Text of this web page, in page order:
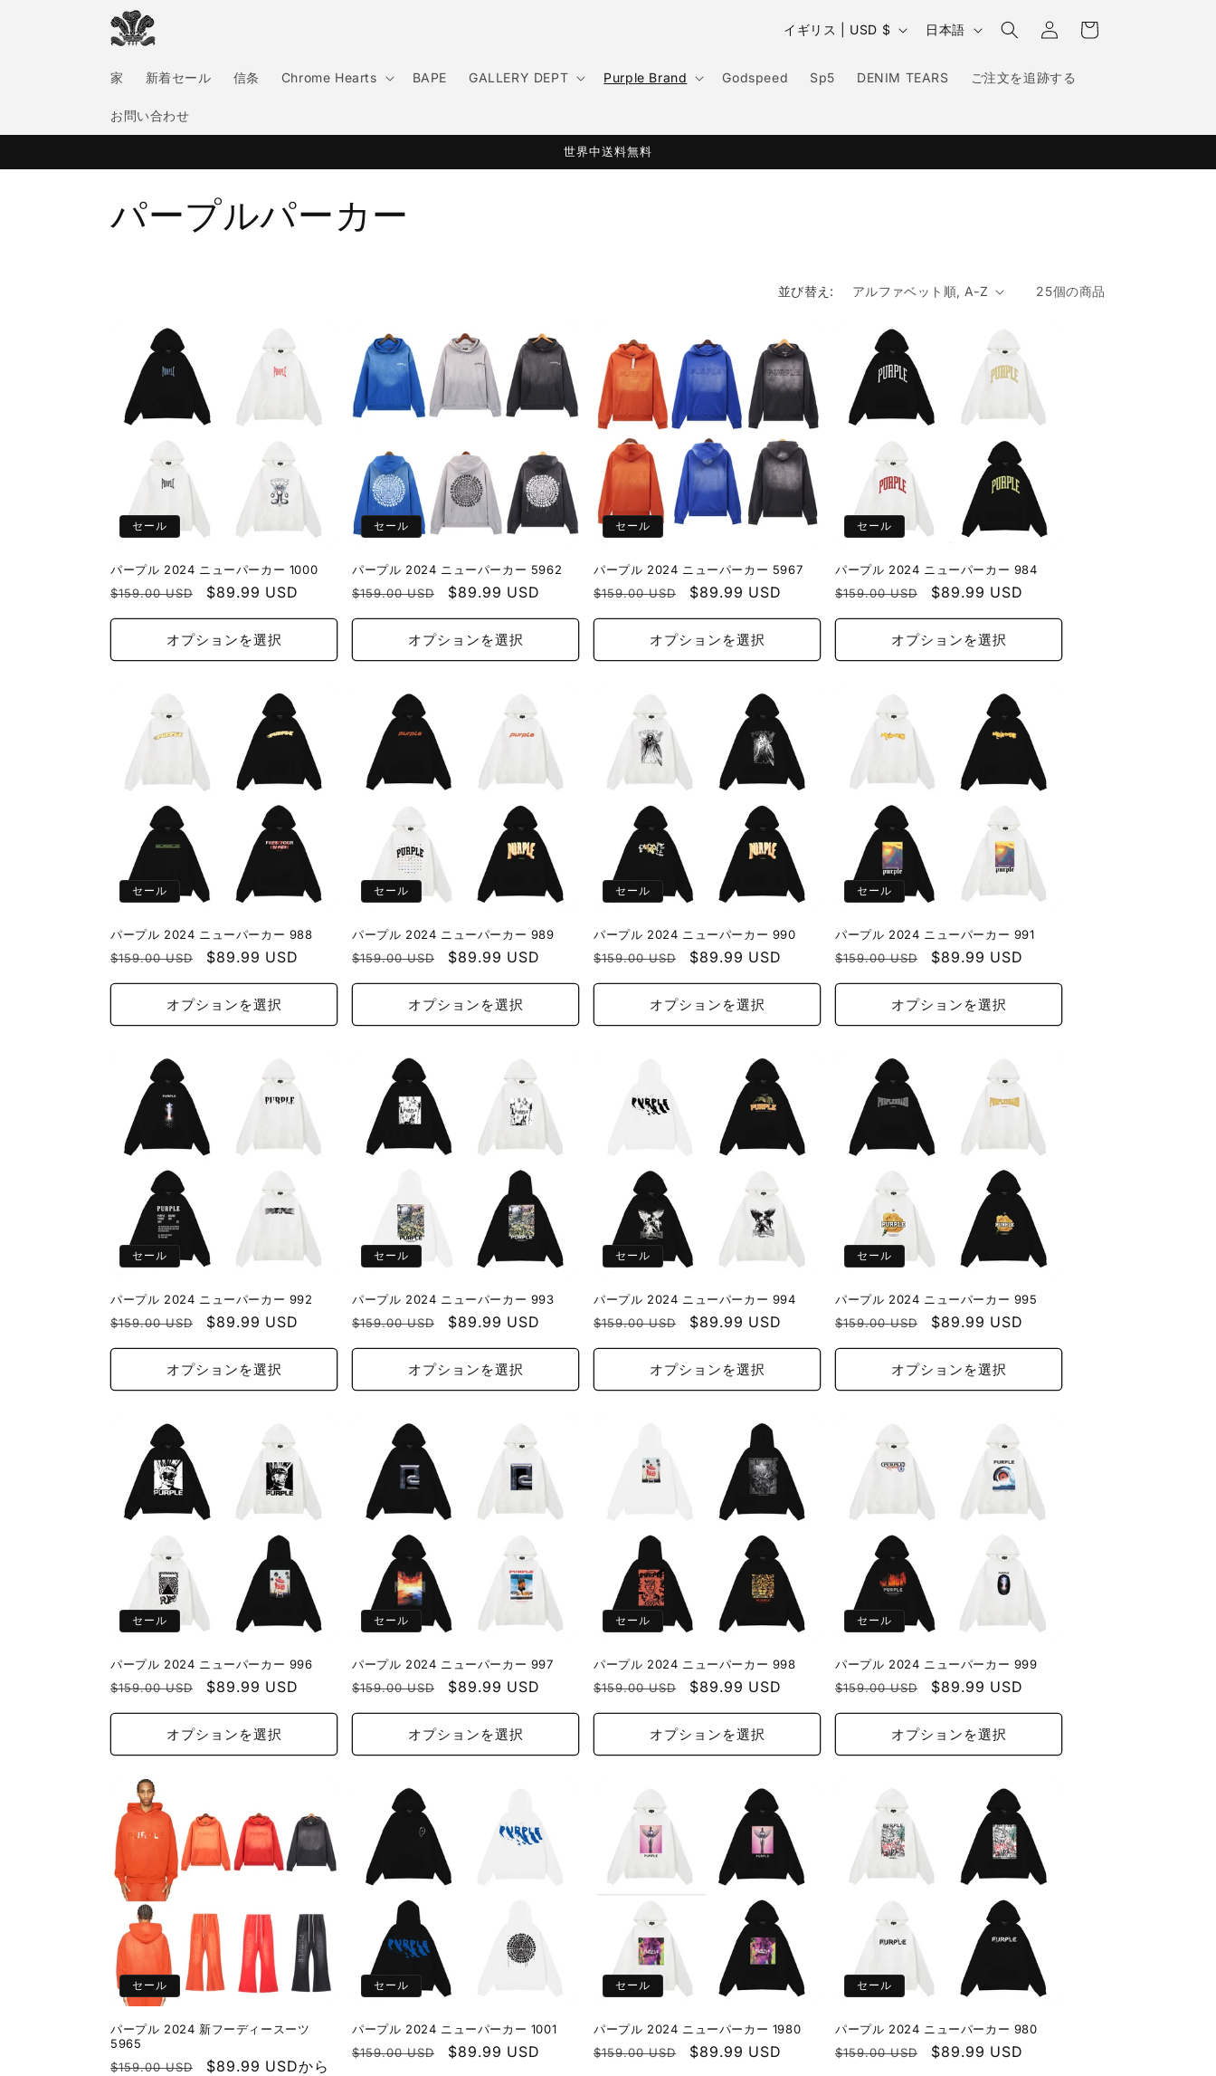
家 新着セール 信条 Chrome Hearts BAPE GALLERY DEPT Purple Brand Godspeed Sp5 DENIM TEARS ご注文を追跡する
お問い合わせ
国
地
イギリス | USD $
言
日本語
グ
イ
ー
世界中送料無料
コ
シ
ョ
パープルパーカー
並び替え: 25個の商品
セール
パープル 2024 ニューパーカー 1000
通
常
格
$159.00 USD
セ
ー
ル
価
$89.99 USD
オプションを選択
セール
パープル 2024 ニューパーカー 5962
通
常
格
$159.00 USD
セ
ー
ル
価
$89.99 USD
オプションを選択
セール
パープル 2024 ニューパーカー 5967
通
常
格
$159.00 USD
セ
ー
ル
価
$89.99 USD
オプションを選択
セール
パープル 2024 ニューパーカー 984
通
常
格
$159.00 USD
セ
ー
ル
価
$89.99 USD
オプションを選択
セール
パープル 2024 ニューパーカー 988
通
常
格
$159.00 USD
セ
ー
ル
価
$89.99 USD
オプションを選択
セール
パープル 2024 ニューパーカー 989
通
常
格
$159.00 USD
セ
ー
ル
価
$89.99 USD
オプションを選択
セール
パープル 2024 ニューパーカー 990
通
常
格
$159.00 USD
セ
ー
ル
価
$89.99 USD
オプションを選択
セール
パープル 2024 ニューパーカー 991
通
常
格
$159.00 USD
セ
ー
ル
価
$89.99 USD
オプションを選択
セール
パープル 2024 ニューパーカー 992
通
常
格
$159.00 USD
セ
ー
ル
価
$89.99 USD
オプションを選択
セール
パープル 2024 ニューパーカー 993
通
常
格
$159.00 USD
セ
ー
ル
価
$89.99 USD
オプションを選択
セール
パープル 2024 ニューパーカー 994
通
常
格
$159.00 USD
セ
ー
ル
価
$89.99 USD
オプションを選択
セール
パープル 2024 ニューパーカー 995
通
常
格
$159.00 USD
セ
ー
ル
価
$89.99 USD
オプションを選択
セール
パープル 2024 ニューパーカー 996
通
常
格
$159.00 USD
セ
ー
ル
価
$89.99 USD
オプションを選択
セール
パープル 2024 ニューパーカー 997
通
常
格
$159.00 USD
セ
ー
ル
価
$89.99 USD
オプションを選択
セール
パープル 2024 ニューパーカー 998
通
常
格
$159.00 USD
セ
ー
ル
価
$89.99 USD
オプションを選択
セール
パープル 2024 ニューパーカー 999
通
常
格
$159.00 USD
セ
ー
ル
価
$89.99 USD
オプションを選択
セール
パープル 2024 新フーディースーツ
5965
通
$159.00 USD
セ
$89.99 USDから
セール
パープル 2024 ニューパーカー 1001
通
$159.00 USD
セ
$89.99 USD
セール
パープル 2024 ニューパーカー 1980
通
$159.00 USD
セ
$89.99 USD
セール
パープル 2024 ニューパーカー 980
通
$159.00 USD
セ
$89.99 USD